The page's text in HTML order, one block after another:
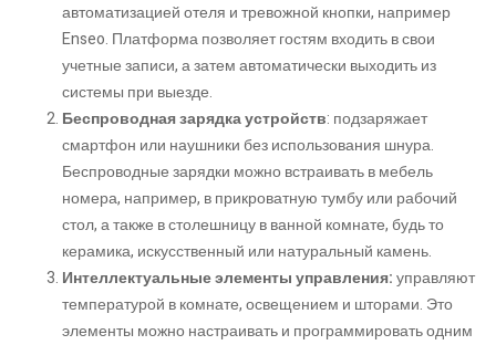
автоматизацией отеля и тревожной кнопки, например
Enseo. Платформа позволяет гостям входить в свои
учетные записи, а затем автоматически выходить из
системы при выезде.
Беспроводная зарядка устройств: подзаряжает
смартфон или наушники без использования шнура.
Беспроводные зарядки можно встраивать в мебель
номера, например, в прикроватную тумбу или рабочий
стол, а также в столешницу в ванной комнате, будь то
керамика, искусственный или натуральный камень.
Интеллектуальные элементы управления:управляют
температурой в комнате, освещением и шторами. Это
элементы можно настраивать и программировать одним